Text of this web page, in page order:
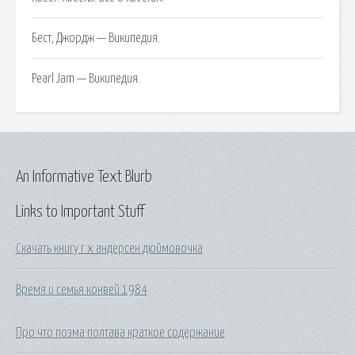
Бест, Джордж — Википедия.
Pearl Jam — Википедия.
Links to Important Stuff
Скачать книгу г х андерсен дюймовочка
Время и семья конвей 1984
Про что поэма полтава краткое содержание
An Informative Text Blurb